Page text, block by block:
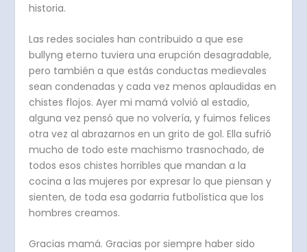
historia.
Las redes sociales han contribuido a que ese
bullyng eterno tuviera una erupción desagradable,
pero también a que estás conductas medievales
sean condenadas y cada vez menos aplaudidas en
chistes flojos. Ayer mi mamá volvió al estadio,
alguna vez pensó que no volvería, y fuimos felices
otra vez al abrazarnos en un grito de gol. Ella sufrió
mucho de todo este machismo trasnochado, de
todos esos chistes horribles que mandan a la
cocina a las mujeres por expresar lo que piensan y
sienten, de toda esa godarria futbolística que los
hombres creamos.
Gracias mamá. Gracias por siempre haber sido